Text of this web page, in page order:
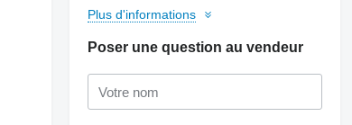
Plus d'informations
Poser une question au vendeur